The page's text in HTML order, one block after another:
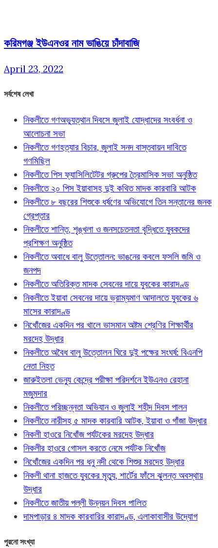
করিমগঞ্জ ইউএনওর নাম ভাঙিয়ে চাঁদাবাজি
April 23, 2022
সর্বশেষ লেখা
নিকলীতে গণঅভ্যুত্থান দিবসে জুলাই যোদ্ধাদের সংবর্ধনা ও
আলোচনা সভা
নিকলীতে গণহত্যার বিচার, জুলাই সনদ বাস্তবায়ন দাবিতে
গণমিছিল
নিকলীতে পিস ফ্যাসিলিটেটর গ্রুপের ত্রৈমাসিক সভা অনুষ্ঠিত
নিকলীতে ২০ পিস ইয়াবাসহ দুই কথিত মাদক কারবারি আটক
নিকলীতে ৮ বছরের শিশুকে ধর্ষণের অভিযোগে তিন সন্তানের জনক
গ্রেপ্তার
নিকলীতে শান্তি, শৃঙ্খলা ও জনসচেতনতা বৃদ্ধিতে যুবকদের
প্রশিক্ষণ অনুষ্ঠিত
নিকলীতে অবাধে বালু উত্তোলন: ভাঙনের কবলে ফসলি জমি ও
জনপদ
নিকলীতে অতিরিক্ত মাদক সেবনের দায়ে যুবকের কারাদণ্ড
নিকলীতে ইয়াবা সেবনের দায়ে ভ্রাম্যমাণ আদালতে যুবকের ৬
মাসের কারাদণ্ড
নিখোঁজের একদিন পর খালে ভাসমান অষ্টম শ্রেণির শিক্ষার্থীর
মরদেহ উদ্ধার
নিকলীতে অবৈধ বালু উত্তোলন ঘিরে দুই পক্ষের সংঘর্ষ: বিএনপি
নেতা নিহত
জারুইতলা ভেন্যু কেন্দ্রে পরীক্ষা পরিদর্শনে ইউএনও রেহানা
মজুমদার
নিকলীতে পরিচ্ছন্নতা অভিযান ও জুলাই শহীদ দিবস পালন
নিকলীতে নারীসহ ৫ মাদক কারবারি আটক, ইয়াবা ও গাঁজা উদ্ধার
নিকলী হাওরে নিখোঁজ পর্যটকের মরদেহ উদ্ধার
নিকলীর হাওরে গোসল করতে নেমে পর্যটক নিখোঁজ
নিখোঁজের একদিন পর ধনু নদী থেকে শিশুর মরদেহ উদ্ধার
নিকলী থানা হাজতে যুবকের মৃত্যু, শার্টের ফাঁসে ঝুলন্ত অবস্থায়
উদ্ধার
নিকলীতে জাতীয় পল্লী উন্নয়ন দিবস পালিত
দামপাড়ার ৪ মাদক কারবারির কারাদণ্ড, এলাকাবাসীর উদ্যোগ
পুরনো সংখ্যা